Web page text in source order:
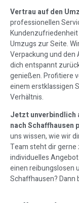
Vertrau auf den
professionellen
Umzugs zur Seite.
Verpackung und den
dich entspannt
genießen. Profitiere
einem erstklassigen
Verhältnis.
Jetzt unverbindlich
nach Schaffhausen
uns wissen, wie wir
Team steht dir
individuelles
einen reibungslosen
Schaffhausen? Dann